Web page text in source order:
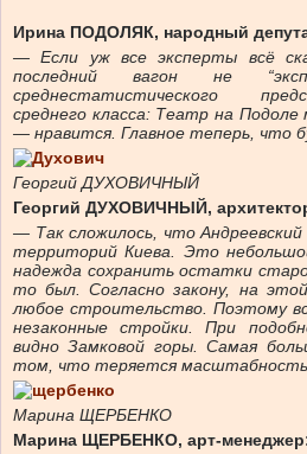
Ирина ПОДОЛЯК, народный
— Если уж все эксперты всё
последний вагон не
среднестатистического
среднего класса: Театр на
— нравится. Главное теперь, что
Георгий ДУХОВИЧНЫЙ
Георгий ДУХОВИЧНЫЙ,
— Так сложилось, что
территорий Киева. Это
надежда сохранить остатки
то был. Согласно закону, на
любое строительство. Поэтому
незаконные стройки. При
видно Замковой горы. Самая
том, что теряется
Марина ЩЕРБЕНКО
Марина ЩЕРБЕНКО, арт-